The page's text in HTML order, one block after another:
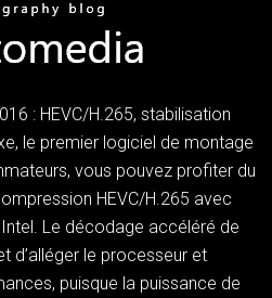
: HEVC/H.265, stabilisation
le premier logiciel de montage
vous pouvez profiter du
HEVC/H.265 avec
Le décodage accéléré de
d’alléger le processeur et
puisque la puissance de